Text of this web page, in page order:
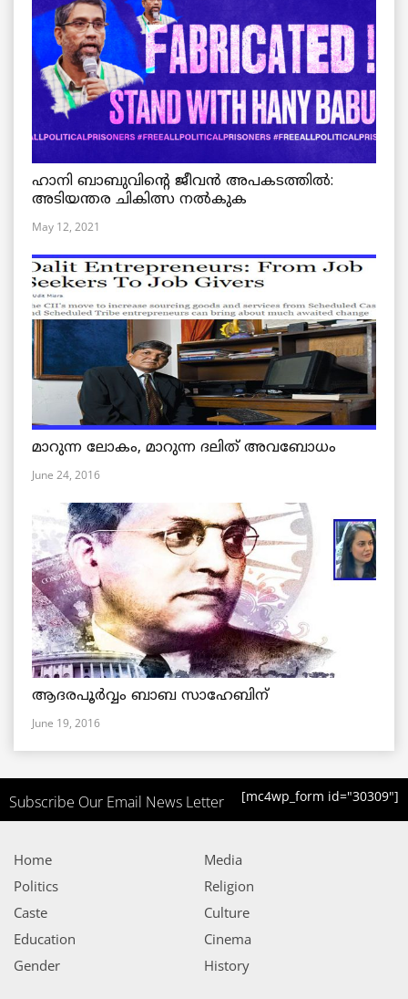
ഹാനി ബാബുവിന്റെ ജീവൻ അപകടത്തിൽ:
അടിയന്തര ചികിത്സ നൽകുക
May 12, 2021
മാറുന്ന ലോകം, മാറുന്ന ദലിത് അവബോധം
June 24, 2016
ആദരപൂര്‍വ്വം ബാബ സാഹേബിന്
June 19, 2016
Subscribe Our Email News Letter [mc4wp_form id="30309"]
Home
Politics
Caste
Education
Gender
Media
Religion
Culture
Cinema
History